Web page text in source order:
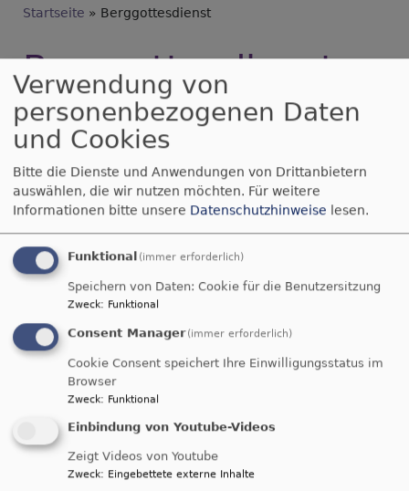
Breadcrumb
Startseite Berggottesdienst
Berggottesdienst
Berggottesdienste 2023
Kommen Sie und feiern Sie mit uns in Gottes
herrlicher Natur! Weitere Informationen im
Artikel
Weiterlesenüber
Berggottesdienste
2023
Mi, 12.8. 15 Uhr
BRK-Altenheim
Erbendorf BRK-Seniorenheim Erbendorf
Verwendung von
personenbezogenen Daten
und Cookies
Bitte die Dienste und Anwendungen von Drittanbietern
auswählen, die wir nutzen möchten. Für weitere
Informationen bitte unsere Datenschutzhinweise lesen.
Funktional (immer erforderlich)
Speichern von Daten: Cookie für die Benutzersitzung
Zweck: Funktional
Consent Manager (immer erforderlich)
Cookie Consent speichert Ihre Einwilligungsstatus im
Browser
Zweck: Funktional
Einbindung von Youtube-Videos
Zeigt Videos von Youtube
Zweck: Eingebettete externe Inhalte